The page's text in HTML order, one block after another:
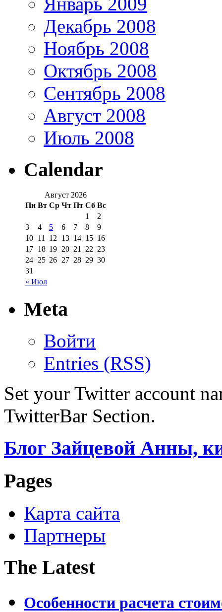
Декабрь 2008
Ноябрь 2008
Октябрь 2008
Сентябрь 2008
Август 2008
Июль 2008
Calendar
Август 2026
Пн Вт Ср Чт Пт Сб Вс
« Июл
1
2
3
4 5 6 7 8
9
10 11 12 13 14 15 16
17 18 19 20 21 22 23
24 25 26 27 28 29 30
31
Meta
Войти
Entries (RSS)
Set your Twitter account
TwitterBar Section.
Блог Зайцевой Анны,
Pages
Карта сайта
Партнеры
The Latest
Особенности расчета